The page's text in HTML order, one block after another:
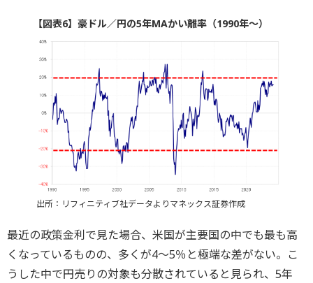
【図表6】豪ドル／円の5年MAかい離率（1990年～）
出所：リフィニティブ社データよりマネックス証券作成
最近の政策金利で見た場合、米国が主要国の中でも最も高
くなっているものの、多くが4～5％と極端な差がない。こ
うした中で円売りの対象も分散されていると見られ、5年